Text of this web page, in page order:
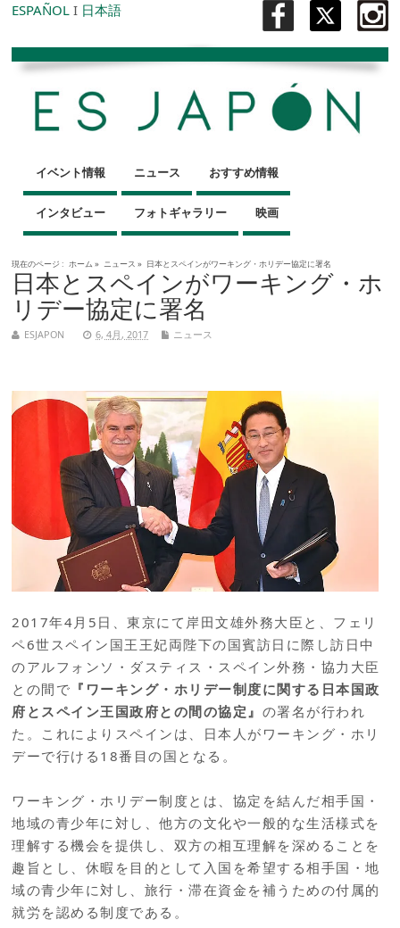
ESPAÑOL I 日本語
イベント情報 ニュース おすすめ情報
インタビュー フォトギャラリー 映画
現在のページ : ホーム » ニュース » 日本とスペインがワーキング・ホリデー協定に署名
日本とスペインがワーキング・ホ
リデー協定に署名
ESJAPON 6, 4月, 2017 ニュース
2017年4月5日、東京にて岸田文雄外務大臣と、フェリ
ペ6世スペイン国王王妃両陛下の国賓訪日に際し訪日中
のアルフォンソ・ダスティス・スペイン外務・協力大臣
との間で 『ワーキング・ホリデー制度に関する日本国政
府とスペイン王国政府との間の協定』 の署名が行われ
た。これによりスペインは、日本人がワーキング・ホリ
デーで行ける18番目の国となる。
ワーキング・ホリデー制度とは、協定を結んだ相手国・
地域の青少年に対し、他方の文化や一般的な生活様式を
理解する機会を提供し、双方の相互理解を深めることを
趣旨とし、休暇を目的として入国を希望する相手国・地
域の青少年に対し、旅行・滞在資金を補うための付属的
就労を認める制度である。